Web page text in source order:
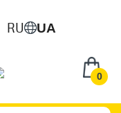
RU UA
0